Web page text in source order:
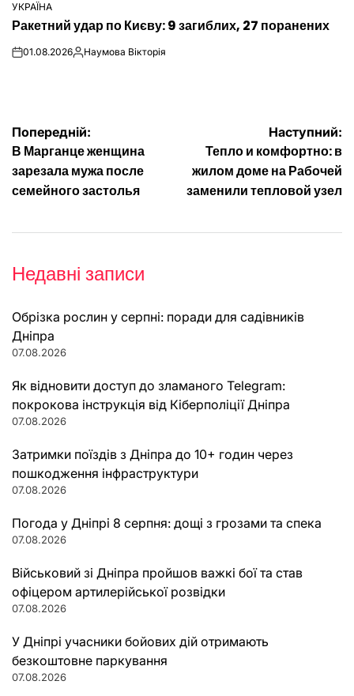
ОПУБЛІКУВАТИ
У
УКРАЇНА
Ракетний удар по Києву: 9 загиблих, 27 поранених
on01.08.2026Опубліковано
Наумова Вікторія
Навігація
записів
Попередній:
В Марганце женщина
зарезала мужа после
семейного застолья
Наступний:
Тепло и комфортно: в
жилом доме на Рабочей
заменили тепловой узел
Недавні записи
Обрізка рослин у серпні: поради для садівників
Дніпра
07.08.2026
Як відновити доступ до зламаного Telegram:
покрокова інструкція від Кіберполіції Дніпра
07.08.2026
Затримки поїздів з Дніпра до 10+ годин через
пошкодження інфраструктури
07.08.2026
Погода у Дніпрі 8 серпня: дощі з грозами та спека
07.08.2026
Військовий зі Дніпра пройшов важкі бої та став
офіцером артилерійської розвідки
07.08.2026
У Дніпрі учасники бойових дій отримають
безкоштовне паркування
07.08.2026